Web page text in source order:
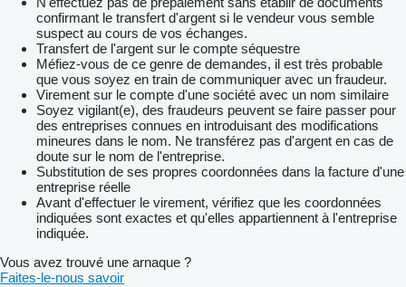
confirmant le transfert d'argent si le vendeur vous semble
suspect au cours de vos échanges.
Transfert de l'argent sur le compte séquestre
Méfiez-vous de ce genre de demandes, il est très probable
que vous soyez en train de communiquer avec un fraudeur.
Virement sur le compte d'une société avec un nom similaire
Soyez vigilant(e), des fraudeurs peuvent se faire passer pour
des entreprises connues en introduisant des modifications
mineures dans le nom. Ne transférez pas d'argent en cas de
doute sur le nom de l'entreprise.
Substitution de ses propres coordonnées dans la facture d'une
entreprise réelle
Avant d'effectuer le virement, vérifiez que les coordonnées
indiquées sont exactes et qu'elles appartiennent à l'entreprise
indiquée.
Vous avez trouvé une arnaque ?
Faites-le-nous savoir